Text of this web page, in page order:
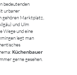
bedeutenden
urbaner
gehören Marktplatz,
und Ulm
Wege und eine
legt man
Küchenbauer
gerne gesehen.